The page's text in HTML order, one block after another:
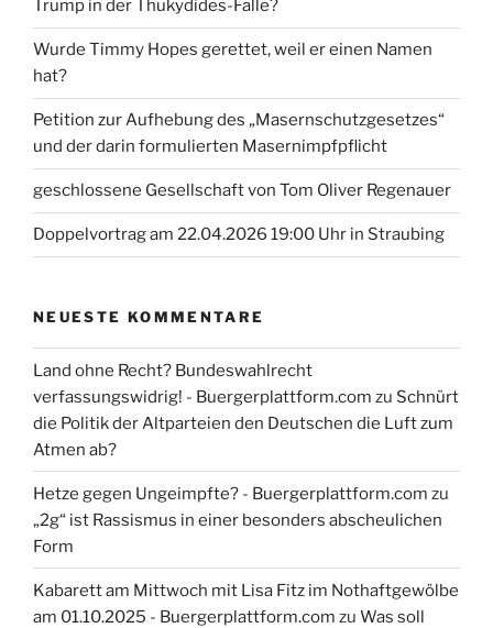
Trump in der Thukydides-Falle?
Wurde Timmy Hopes gerettet, weil er einen Namen
hat?
Petition zur Aufhebung des „Masernschutzgesetzes“
und der darin formulierten Masernimpfpflicht
geschlossene Gesellschaft von Tom Oliver Regenauer
Doppelvortrag am 22.04.2026 19:00 Uhr in Straubing
NEUESTE KOMMENTARE
Land ohne Recht? Bundeswahlrecht
verfassungswidrig! - Buergerplattform.com zu Schnürt
die Politik der Altparteien den Deutschen die Luft zum
Atmen ab?
Hetze gegen Ungeimpfte? - Buergerplattform.com zu
„2g“ ist Rassismus in einer besonders abscheulichen
Form
Kabarett am Mittwoch mit Lisa Fitz im Nothaftgewölbe
am 01.10.2025 - Buergerplattform.com zu Was soll